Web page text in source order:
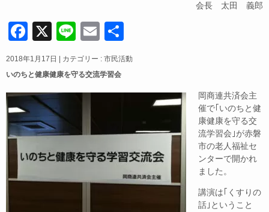
会長 太田 義郎
F
a
c
e
b
o
o
k
X
Li
n
e
E
m
ail
有
2018年1月17日 カテゴリー : 市民活動
いのちと健康健康を守る交流学習会
岡商連共済会主
催で｢いのちと健
康健康を守る交
流学習会｣が赤磐
市の老人福祉セ
ンターで開かれ
ました。
講演は｢くすりの
話｣ということ